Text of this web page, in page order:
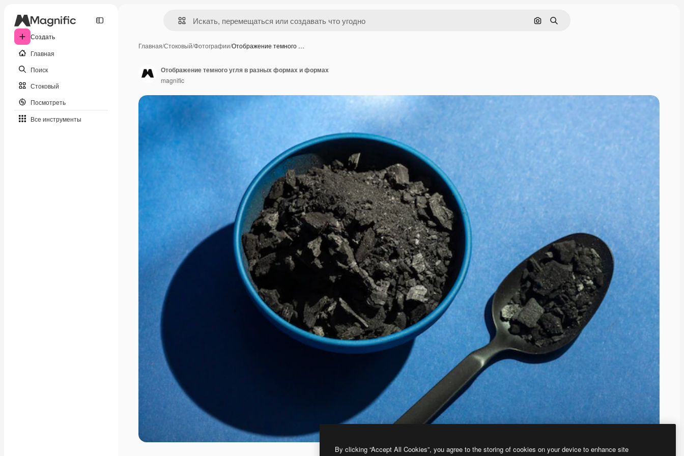
Создать
Главная
Поиск
Стоковый
Посмотреть
Все инструменты
Поиск по изображению
Поиск
Главная/Стоковый/Фотографии/Отображение темного …
Отображение темного угля в разных формах и формах
magnific
By clicking “Accept All Cookies”, you agree to the storing of cookies on your device to enhance site